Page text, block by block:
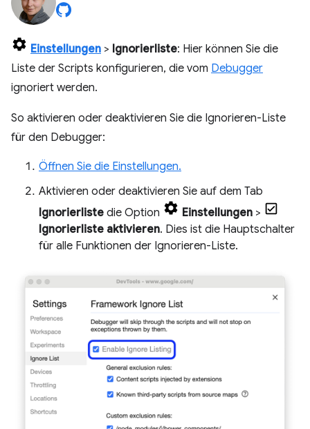
Einstellungen > Ignorierliste: Hier können Sie die
Liste der Scripts konfigurieren, die vom Debugger
ignoriert werden.
So aktivieren oder deaktivieren Sie die Ignorieren-Liste
für den Debugger:
Öffnen Sie die Einstellungen.
Aktivieren oder deaktivieren Sie auf dem Tab
Ignorierliste die Option Einstellungen >
Ignorierliste aktivieren. Dies ist die Hauptschalter
für alle Funktionen der Ignorieren-Liste.